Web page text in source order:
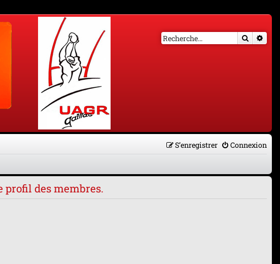
Connexion
S’enregistrer
profil des membres.